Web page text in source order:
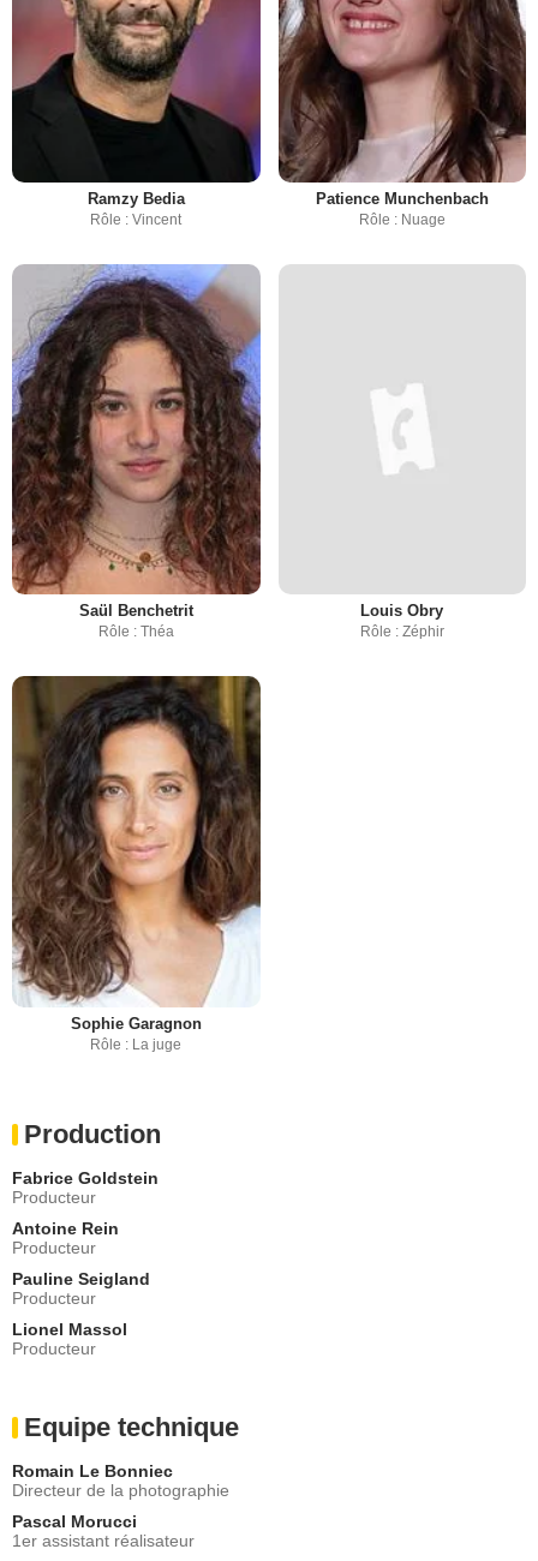
Ramzy Bedia
Rôle : Vincent
Patience Munchenbach
Rôle : Nuage
Saül Benchetrit
Rôle : Théa
Louis Obry
Rôle : Zéphir
Sophie Garagnon
Rôle : La juge
Production
Fabrice Goldstein
Producteur
Antoine Rein
Producteur
Pauline Seigland
Producteur
Lionel Massol
Producteur
Equipe technique
Romain Le Bonniec
Directeur de la photographie
Pascal Morucci
1er assistant réalisateur